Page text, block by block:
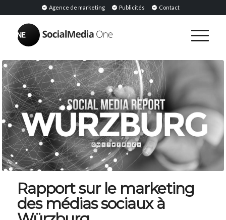
Agence de marketing Publicités Contact
Rapport sur le marketing
des médias sociaux à